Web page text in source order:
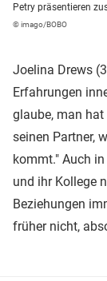
Petry präsentieren
© imago/BOBO
Joelina Drews
Erfahrungen
glaube, man
seinen Partner,
kommt." Auch
und ihr Kollege
Beziehungen
früher nicht,